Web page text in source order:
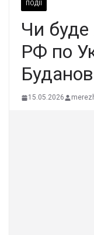
ПОДІЇ
Чи буде
РФ по
15.05.2026